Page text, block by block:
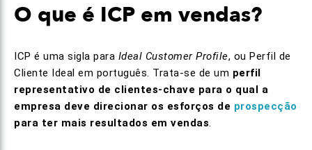
O que é ICP em vendas?
ICP é uma sigla para Ideal Customer Profile, ou Perfil de
Cliente Ideal em português. Trata-se de um perfil
representativo de clientes-chave para o qual a
empresa deve direcionar os esforços de prospecção
para ter mais resultados em vendas.